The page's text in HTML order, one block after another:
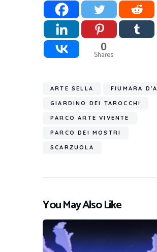
0
Shares
ARTE SELLA FIUMARA
GIARDINO DEI TAROCCHI
PARCO ARTE VIVENTE
PARCO DEI MOSTRI
SCARZUOLA
You May Also Like